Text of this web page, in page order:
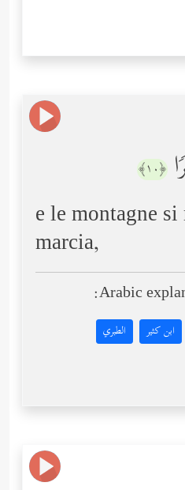
﴿١٠﴾
e le montagne
marcia,
Arabic
ابن كثير الطبري